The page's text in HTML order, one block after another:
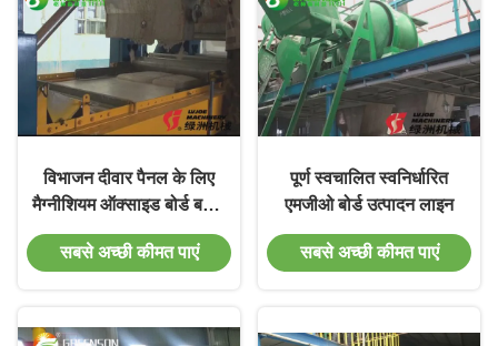
विभाजन दीवार पैनल के लिए
मैग्नीशियम ऑक्साइड बोर्ड बनाने
की मशीन
सबसे अच्छी कीमत पाएं
पूर्ण स्वचालित स्वनिर्धारित
एमजीओ बोर्ड उत्पादन लाइन
सबसे अच्छी कीमत पाएं